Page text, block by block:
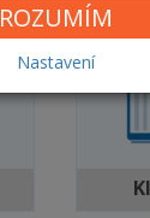
ROZUMÍM
Nastavení